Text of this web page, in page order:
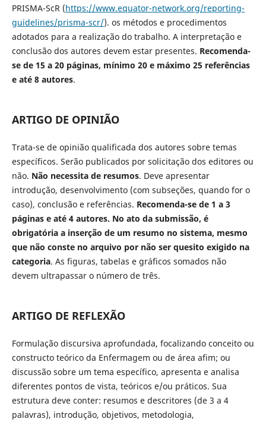
PRISMA-ScR (https://www.equator-network.org/reporting-
guidelines/prisma-scr/). os métodos e procedimentos
adotados para a realização do trabalho. A interpretação e
conclusão dos autores devem estar presentes. Recomenda-
se de 15 a 20 páginas, mínimo 20 e máximo 25 referências
e até 8 autores.
ARTIGO DE OPINIÃO
Trata-se de opinião qualificada dos autores sobre temas
específicos. Serão publicados por solicitação dos editores ou
não. Não necessita de resumos. Deve apresentar
introdução, desenvolvimento (com subseções, quando for o
caso), conclusão e referências. Recomenda-se de 1 a 3
páginas e até 4 autores. No ato da submissão, é
obrigatória a inserção de um resumo no sistema, mesmo
que não conste no arquivo por não ser quesito exigido na
categoria. As figuras, tabelas e gráficos somados não
devem ultrapassar o número de três.
ARTIGO DE REFLEXÃO
Formulação discursiva aprofundada, focalizando conceito ou
constructo teórico da Enfermagem ou de área afim; ou
discussão sobre um tema específico, apresenta e analisa
diferentes pontos de vista, teóricos e/ou práticos. Sua
estrutura deve conter: resumos e descritores (de 3 a 4
palavras), introdução, objetivos, metodologia,